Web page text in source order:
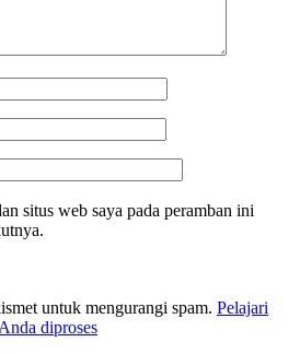
situs web saya pada peramban ini
untuk mengurangi spam. Pelajari
diproses